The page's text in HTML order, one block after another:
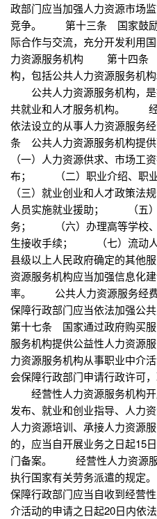
政部门应当加强人力资源市场
竞争。 第十三条 国家鼓励
际合作与交流，充分开发利
力资源服务机构 第十四条
构，包括公共人力资源服务机
公共人力资源服务机构，是
共就业和人才服务机构。 经
依法设立的从事人力资源服
条 公共人力资源服务机构提
（一）人力资源供求、市场工
布； （二）职业介绍、职
（三）就业创业和人才政策
人员实施就业援助； （五）
务； （六）办理高等学校、
生接收手续； （七）流动
县级以上人民政府确定的其
资源服务机构应当加强信息化
率。 公共人力资源服务经费
保障行政部门应当依法加强
第十七条 国家通过政府购买
服务机构提供公益性人力资
力资源服务机构从事职业中介
会保障行政部门申请行政许可
经营性人力资源服务机构开
发布、就业和创业指导、人力
人力资源培训、承接人力资源
的，应当自开展业务之日起15
门备案。 经营性人力资源服
执行国家有关劳务派遣的规
保障行政部门应当自收到经营
介活动的申请之日起20日内依